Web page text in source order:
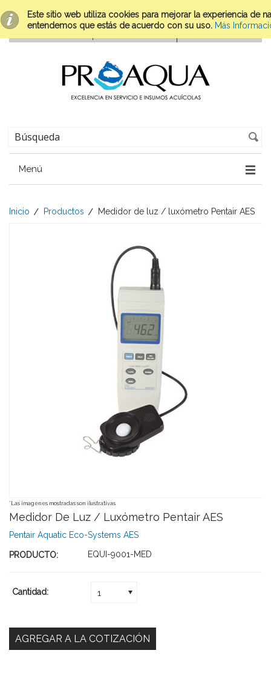
Este sitio web utiliza cookies para mejorar la experiencia de
entendemos que estás de acuerdo con su uso. Más
Menú
Inicio Productos Medidor de luz / luxómetro Pentair AES
*Las imagenes mostradas son ilustrativas
Medidor De Luz / Luxómetro Pentair AES
Pentair Aquatic Eco-Systems AES
PRODUCTO: EQUI-9001-MED
Cantidad: 1